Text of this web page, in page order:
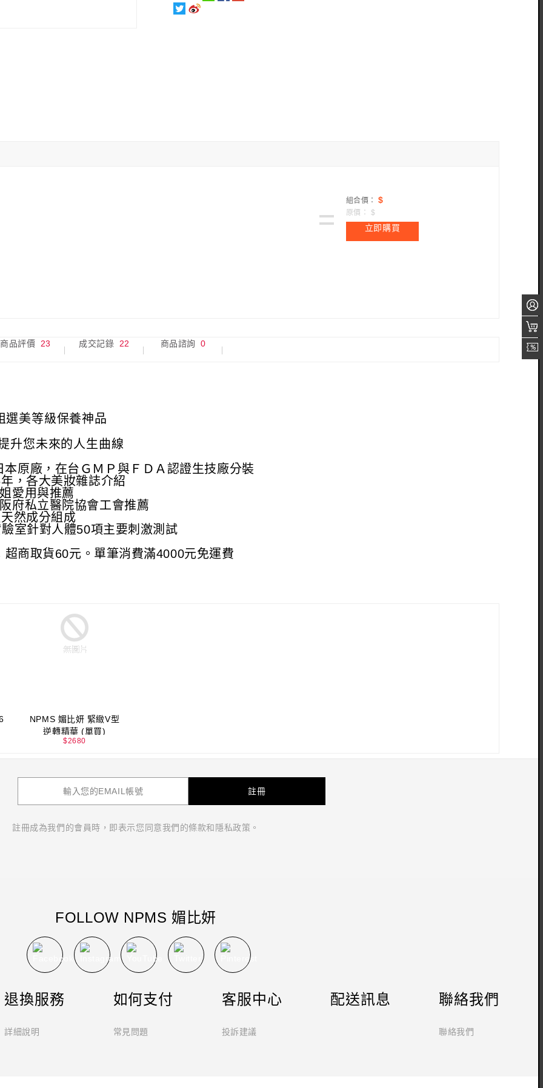
組合價：$
原價： $
立即購買
商品評價 23 成交記錄 22 商品諮詢 0
選美等級保養神品
升您未來的人生曲線
本原廠，在台ＧＭＰ與ＦＤＡ認證生技廠分裝
，各大美妝雜誌介紹
愛用與推薦
府私立醫院協會工會推薦
然成分組成
室針對人體50項主要刺激測試
超商取貨60元。單筆消費滿4000元免運費
NPMS 媚比妍 緊緻V型
逆轉精華 (單買)
$2680
註冊
註冊成為我們的會員時，即表示您同意我們的條款和隱私政策。
FOLLOW NPMS 媚比妍
退換服務
詳細說明
如何支付
常見問題
客服中心
投訴建議
配送訊息 聯絡我們
聯絡我們